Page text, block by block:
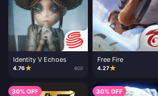
Identity V Echoes
4.76★ 600
Free Fire
4.27★
30% OFF 30% OFF